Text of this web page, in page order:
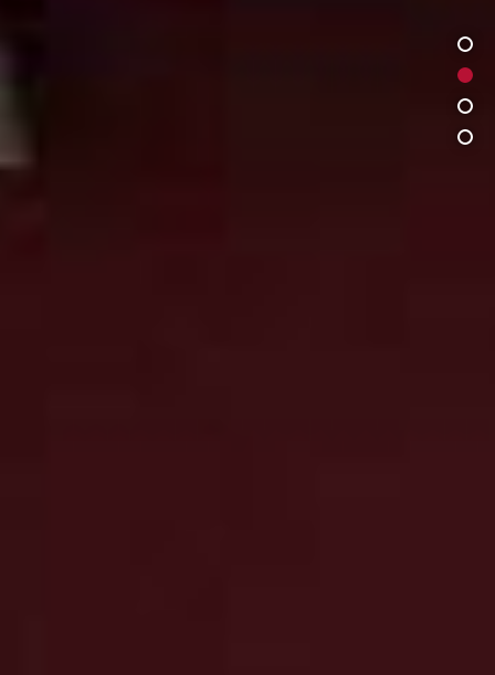
1
2
3
4